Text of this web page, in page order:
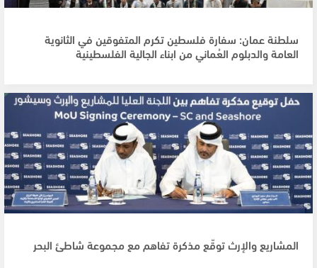
سلطنة عمان: سفارة فلسطين تكرم المتفوقين في الثانوية
العامة والدبلوم العُماني من ابناء الجالية الفلسطينية
المشاريع والإرث توقّع مذكرة تفاهم مع مجموعة شاطئ البحر